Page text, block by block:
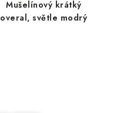
Mušelínový krátký
overal, světle modrý